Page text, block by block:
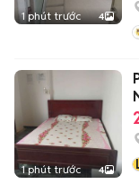
1 phút trước 4
1 phút trước 4